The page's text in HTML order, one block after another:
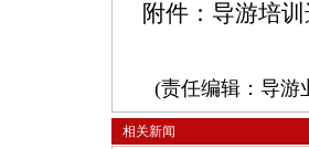
附件： 导游培
(责任编辑：导
相关新闻